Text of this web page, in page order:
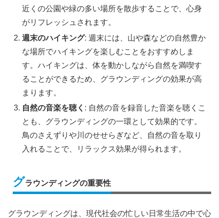
近くの公園や緑の多い場所を散歩することで、心身
がリフレッシュされます。
週末のハイキング: 週末には、山や森などの自然豊か
な場所でハイキングを楽しむことをおすすめしま
す。ハイキングは、体を動かしながら自然を満喫す
ることができるため、グラウンディングの効果が高
まります。
自然の音楽を聴く : 自然の音を録音した音楽を聴くこ
とも、グラウンディングの一環として効果的です。
鳥のさえずりや川のせせらぎなど、自然の音を取り
入れることで、リラックス効果が得られます。
グラウンディングの重要性
グラウンディングは、現代社会の忙しい日常生活の中で心